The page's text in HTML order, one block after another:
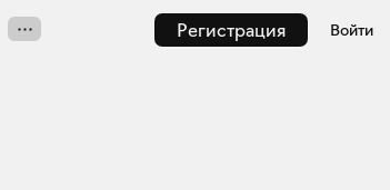
Регистрация Войти